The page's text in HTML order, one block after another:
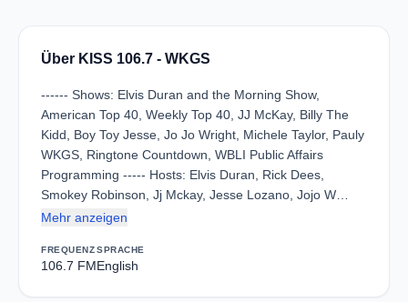
Über KISS 106.7 - WKGS
------ Shows: Elvis Duran and the Morning Show,
American Top 40, Weekly Top 40, JJ McKay, Billy The
Kidd, Boy Toy Jesse, Jo Jo Wright, Michele Taylor, Pauly
WKGS, Ringtone Countdown, WBLI Public Affairs
Programming ----- Hosts: Elvis Duran, Rick Dees,
Smokey Robinson, Jj Mckay, Jesse Lozano, Jojo W…
Mehr anzeigen
FREQUENZ
106.7 FM
SPRACHE
English